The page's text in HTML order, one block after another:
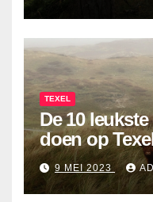
TEXEL
De 10
doen op
9 MEI 2023